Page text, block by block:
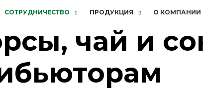
СОТРУДНИЧЕСТВО ПРОДУКЦИЯ О КОМПАНИИ
чай и